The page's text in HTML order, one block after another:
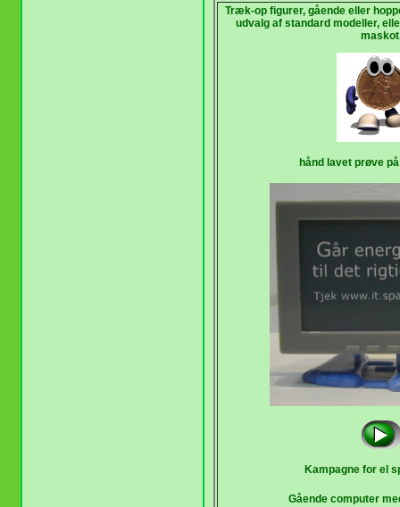
Træk-op figurer, gående eller
udvalg af standard modeller,
hånd lavet prøve
Kampagne for el
Gående computer